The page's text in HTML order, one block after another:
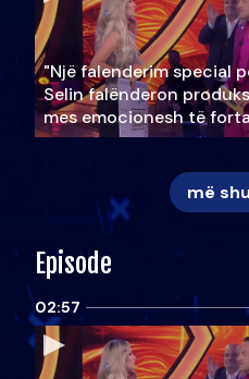
"Një falenderim special
Selin falënderon
mes emocionesh të
më
Episode
02:57